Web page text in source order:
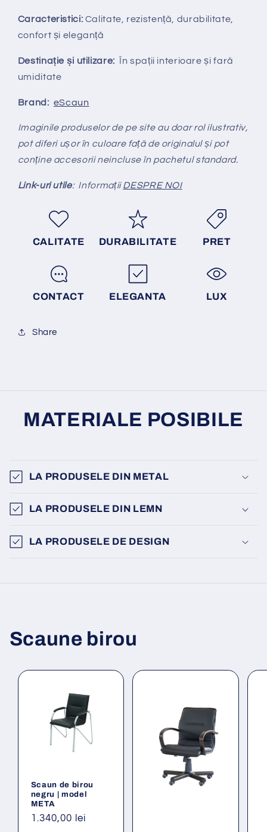
Caracteristici: Calitate, rezistență, durabilitate,
confort și eleganță
Destinație și utilizare: În spații interioare și fară
umiditate
Brand: eScaun
Imaginile produselor de pe site au doar rol ilustrativ,
pot diferi ușor în culoare față de originalul și pot
conține accesorii neincluse în pachetul standard.
Link-uri utile: InformațiiDESPRE NOI
CALITATE DURABILITATE PRET
CONTACT ELEGANTA LUX
Share
MATERIALE POSIBILE
LA PRODUSELE DIN METAL
LA PRODUSELE DIN LEMN
LA PRODUSELE DE DESIGN
Scaune birou
Scaun de birou
negru | model
META
Preț
1.340,00 lei